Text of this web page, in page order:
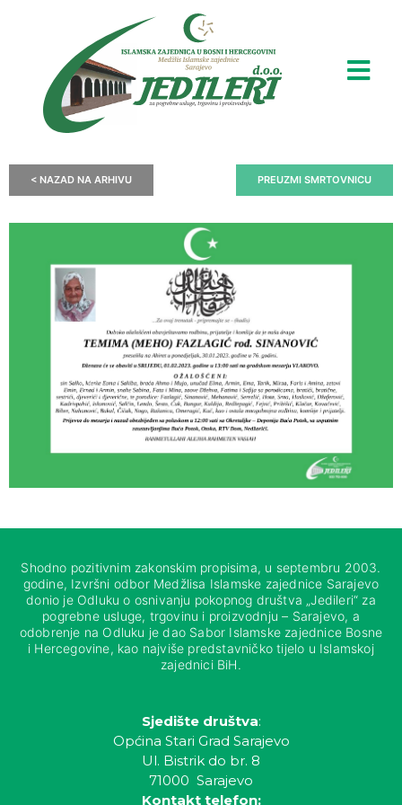
< NAZAD NA ARHIVU PREUZMI SMRTOVNICU
Shodno pozitivnim zakonskim propisima, u septembru 2003.
godine, Izvršni odbor Medžlisa Islamske zajednice Sarajevo
donio je Odluku o osnivanju pokopnog društva „Jedileri“ za
pogrebne usluge, trgovinu i proizvodnju – Sarajevo, a
odobrenje na Odluku je dao Sabor Islamske zajednice Bosne
i Hercegovine, kao najviše predstavničko tijelo u Islamskoj
zajednici BiH.
Sjedište društva:
Općina Stari Grad Sarajevo
Ul. Bistrik do br. 8
71000 Sarajevo
Kontakt telefon: